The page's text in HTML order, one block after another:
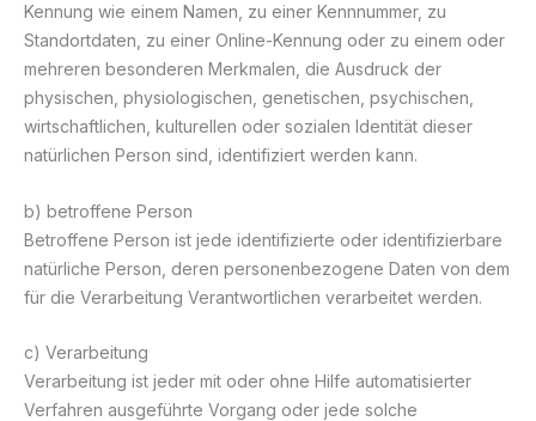
Kennung wie einem Namen, zu einer Kennnummer, zu
Standortdaten, zu einer Online-Kennung oder zu einem oder
mehreren besonderen Merkmalen, die Ausdruck der
physischen, physiologischen, genetischen, psychischen,
wirtschaftlichen, kulturellen oder sozialen Identität dieser
natürlichen Person sind, identifiziert werden kann.
b) betroffene Person
Betroffene Person ist jede identifizierte oder identifizierbare
natürliche Person, deren personenbezogene Daten von dem
für die Verarbeitung Verantwortlichen verarbeitet werden.
c) Verarbeitung
Verarbeitung ist jeder mit oder ohne Hilfe automatisierter
Verfahren ausgeführte Vorgang oder jede solche